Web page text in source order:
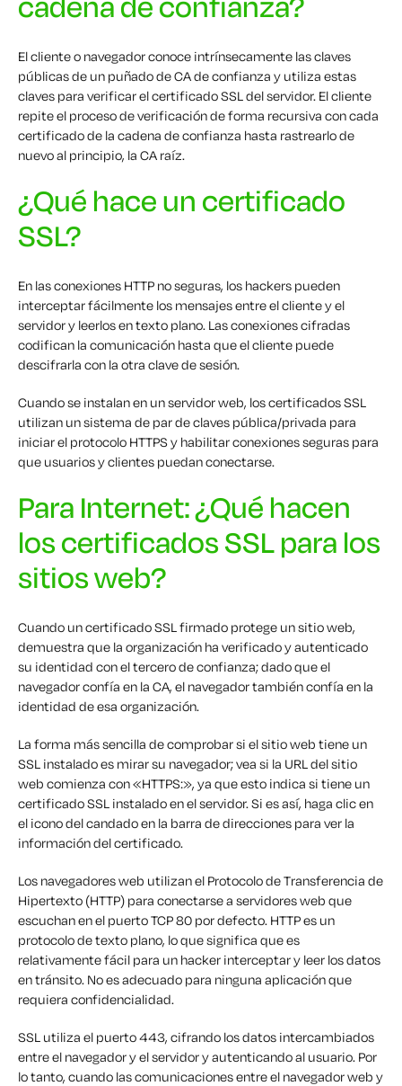
El cliente o navegador conoce intrínsecamente las claves
públicas de un puñado de CA de confianza y utiliza estas
claves para verificar el certificado SSL del servidor. El cliente
repite el proceso de verificación de forma recursiva con cada
certificado de la cadena de confianza hasta rastrearlo de
nuevo al principio, la CA raíz.
¿Qué hace un certificado
SSL?
En las conexiones HTTP no seguras, los hackers pueden
interceptar fácilmente los mensajes entre el cliente y el
servidor y leerlos en texto plano. Las conexiones cifradas
codifican la comunicación hasta que el cliente puede
descifrarla con la otra clave de sesión.
Cuando se instalan en un servidor web, los certificados SSL
utilizan un sistema de par de claves pública/privada para
iniciar el protocolo HTTPS y habilitar conexiones seguras para
que usuarios y clientes puedan conectarse.
Para Internet: ¿Qué hacen
los certificados SSL para los
sitios web?
Cuando un certificado SSL firmado protege un sitio web,
demuestra que la organización ha verificado y autenticado
su identidad con el tercero de confianza; dado que el
navegador confía en la CA, el navegador también confía en la
identidad de esa organización.
La forma más sencilla de comprobar si el sitio web tiene un
SSL instalado es mirar su navegador; vea si la URL del sitio
web comienza con «HTTPS:», ya que esto indica si tiene un
certificado SSL instalado en el servidor. Si es así, haga clic en
el icono del candado en la barra de direcciones para ver la
información del certificado.
Los navegadores web utilizan el Protocolo de Transferencia de
Hipertexto (HTTP) para conectarse a servidores web que
escuchan en el puerto TCP 80 por defecto. HTTP es un
protocolo de texto plano, lo que significa que es
relativamente fácil para un hacker interceptar y leer los datos
en tránsito. No es adecuado para ninguna aplicación que
requiera confidencialidad.
SSL utiliza el puerto 443, cifrando los datos intercambiados
entre el navegador y el servidor y autenticando al usuario. Por
lo tanto, cuando las comunicaciones entre el navegador web y